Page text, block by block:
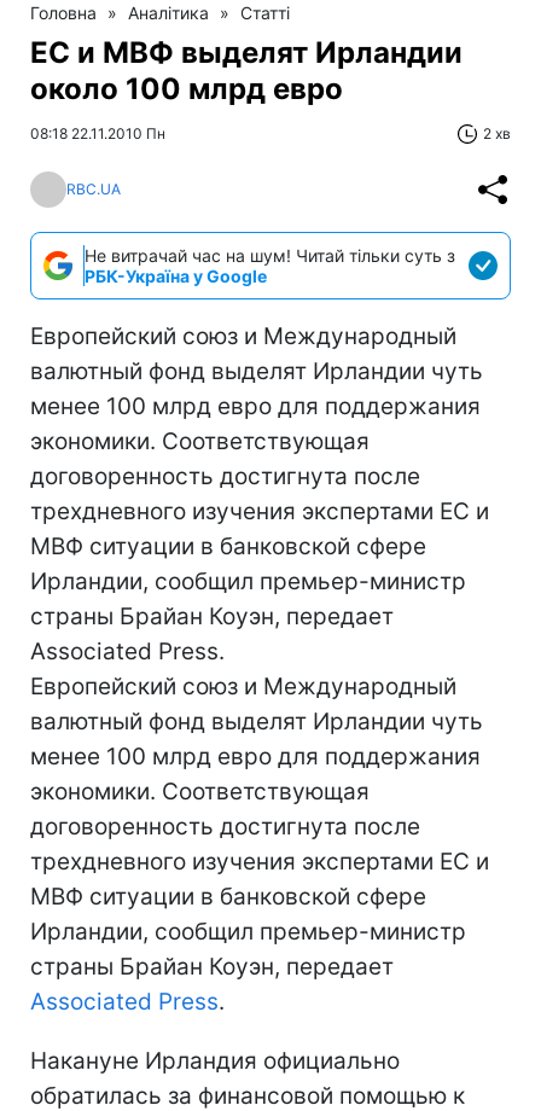
Головна » Аналітика » Статті
ЕС и МВФ выделят Ирландии
около 100 млрд евро
08:18 22.11.2010 Пн 2 хв
RBC.UA
Не витрачай час на шум! Читай тільки суть з
РБК-Україна у Google
Европейский союз и Международный
валютный фонд выделят Ирландии чуть
менее 100 млрд евро для поддержания
экономики. Соответствующая
договоренность достигнута после
трехдневного изучения экспертами ЕС и
МВФ ситуации в банковской сфере
Ирландии, сообщил премьер-министр
страны Брайан Коуэн, передает
Associated Press.
Европейский союз и Международный
валютный фонд выделят Ирландии чуть
менее 100 млрд евро для поддержания
экономики. Соответствующая
договоренность достигнута после
трехдневного изучения экспертами ЕС и
МВФ ситуации в банковской сфере
Ирландии, сообщил премьер-министр
страны Брайан Коуэн, передает
Associated Press.
Накануне Ирландия официально
обратилась за финансовой помощью к